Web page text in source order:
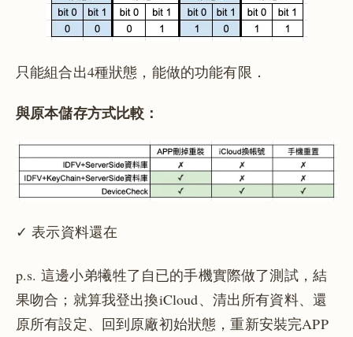
只能組合出4種狀態，能做的功能有限．
與原本儲存方式比較：
✓ 表示資料還在
p.s. 這邊小弟犧牲了自已的手機實際做了測試，結
果吻合；就算我登出換iCloud、清出所有資料、還
原所有設定、回到原廠初始狀態，重新安裝完APP